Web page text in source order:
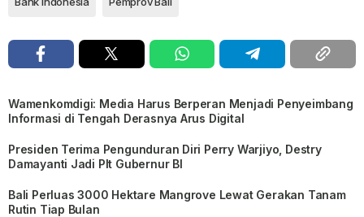
Wamenkomdigi: Media Harus Berperan Menjadi Penyeimbang
Informasi di Tengah Derasnya Arus Digital
Presiden Terima Pengunduran Diri Perry Warjiyo, Destry
Damayanti Jadi Plt Gubernur BI
Bali Perluas 3000 Hektare Mangrove Lewat Gerakan Tanam
Rutin Tiap Bulan